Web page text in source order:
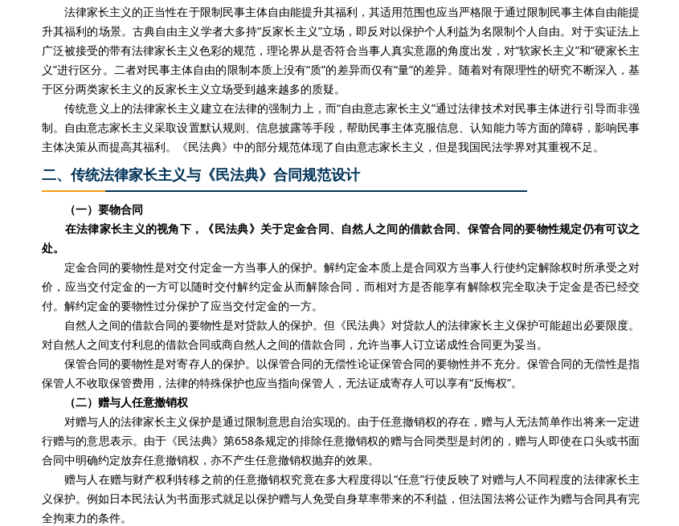
法律家长主义的正当性在于限制民事主体自由能提升其福利，其适用范围也应当严格限于通过限制民事主体自由能提
升其福利的场景。古典自由主义学者大多持“反家长主义”立场，即反对以保护个人利益为名限制个人自由。对于实证法上
广泛被接受的带有法律家长主义色彩的规范，理论界从是否符合当事人真实意愿的角度出发，对“软家长主义”和“硬家长主
义”进行区分。二者对民事主体自由的限制本质上没有“质”的差异而仅有“量”的差异。随着对有限理性的研究不断深入，基
于区分两类家长主义的反家长主义立场受到越来越多的质疑。
传统意义上的法律家长主义建立在法律的强制力上，而“自由意志家长主义”通过法律技术对民事主体进行引导而非强
制。自由意志家长主义采取设置默认规则、信息披露等手段，帮助民事主体克服信息、认知能力等方面的障碍，影响民事
主体决策从而提高其福利。《民法典》中的部分规范体现了自由意志家长主义，但是我国民法学界对其重视不足。
二、传统法律家长主义与《民法典》合同规范设计
（一）要物合同
在法律家长主义的视角下，《民法典》关于定金合同、自然人之间的借款合同、保管合同的要物性规定仍有可议之
处。
定金合同的要物性是对交付定金一方当事人的保护。解约定金本质上是合同双方当事人行使约定解除权时所承受之对
价，应当交付定金的一方可以随时交付解约定金从而解除合同，而相对方是否能享有解除权完全取决于定金是否已经交
付。解约定金的要物性过分保护了应当交付定金的一方。
自然人之间的借款合同的要物性是对贷款人的保护。但《民法典》对贷款人的法律家长主义保护可能超出必要限度。
对自然人之间支付利息的借款合同或商自然人之间的借款合同，允许当事人订立诺成性合同更为妥当。
保管合同的要物性是对寄存人的保护。以保管合同的无偿性论证保管合同的要物性并不充分。保管合同的无偿性是指
保管人不收取保管费用，法律的特殊保护也应当指向保管人，无法证成寄存人可以享有“反悔权”。
（二）赠与人任意撤销权
对赠与人的法律家长主义保护是通过限制意思自治实现的。由于任意撤销权的存在，赠与人无法简单作出将来一定进
行赠与的意思表示。由于《民法典》第658条规定的排除任意撤销权的赠与合同类型是封闭的，赠与人即使在口头或书面
合同中明确约定放弃任意撤销权，亦不产生任意撤销权抛弃的效果。
赠与人在赠与财产权利转移之前的任意撤销权究竟在多大程度得以“任意”行使反映了对赠与人不同程度的法律家长主
义保护。例如日本民法认为书面形式就足以保护赠与人免受自身草率带来的不利益，但法国法将公证作为赠与合同具有完
全拘束力的条件。